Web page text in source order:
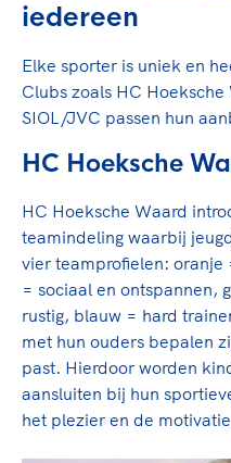
iedereen
Elke sporter is uniek en
Clubs zoals HC
SIOL/JVC passen hun
HC Hoeksche
HC Hoeksche Waard
teamindeling waarbij
vier teamprofielen:
= sociaal en ontspannen,
rustig, blauw = hard
met hun ouders bepalen
past. Hierdoor worden
aansluiten bij hun
het plezier en de